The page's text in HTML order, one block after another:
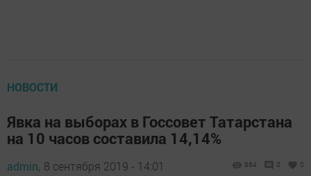
НОВОСТИ
Явка на выборах в Госсовет Татарстана
на 10 часов составила 14,14%
admin, 8 сентября 2019 - 14:01 864 0 0